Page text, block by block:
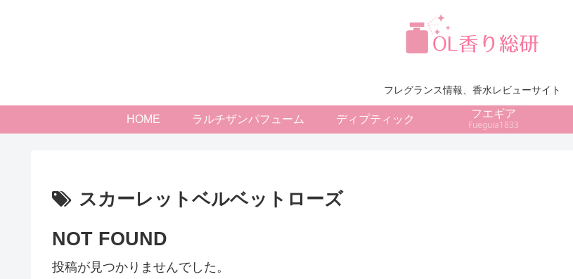
フレグランス情報、香水レビューサイト
HOME ラルチザンパフューム ディプティック
フエギア
Fueguia1833
スカーレットベルベットローズ
NOT FOUND
投稿が見つかりませんでした。